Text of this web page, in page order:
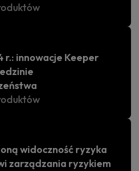
r.: innowacje Keeper
widoczność ryzyka
zarządzania ryzykiem